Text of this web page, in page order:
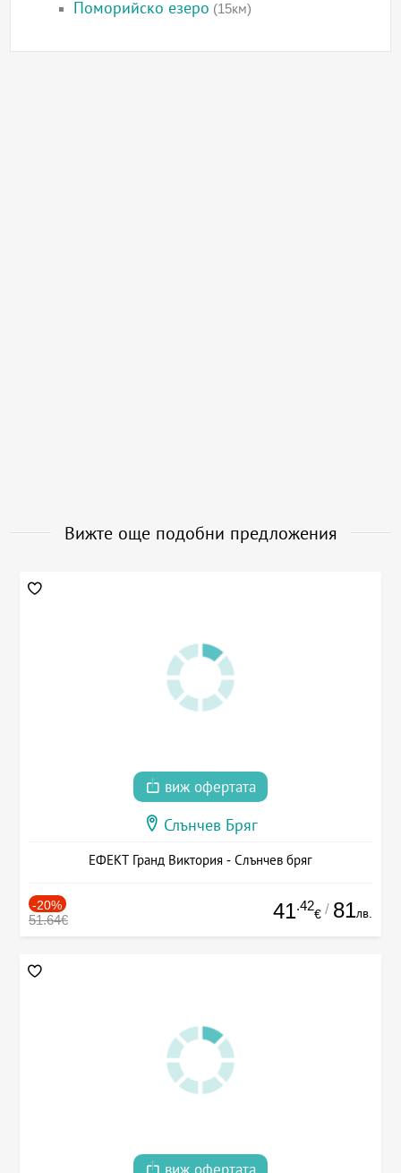
Поморийско езеро (15км)
Вижте още подобни предложения
виж офертата
Слънчев Бряг
ЕФЕКТ Гранд Виктория - Слънчев бряг
-20%
51.64€ 41.42
€ / 81лв.
виж офертата